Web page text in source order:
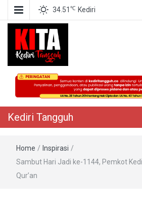
34.51 ℃ Kediri
Kediri
Berita Akurat Terpercaya
Kediri Tangguh
Home / Inspirasi /
Sambut Hari Jadi ke-1144, Pemkot
Qur’an